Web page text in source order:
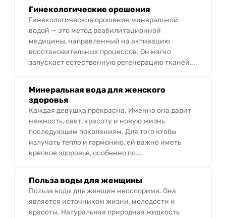
Гинекологические орошения
Гинекологическое орошение минеральной
водой — это метод реабилитационной
медицины, направленный на активацию
восстановительных процессов. Он мягко
запускает естественную регенерацию тканей,...
Минеральная вода для женского
здоровья
Каждая девушка прекрасна. Именно она дарит
нежность, свет, красоту и новую жизнь
последующим поколениям. Для того чтобы
излучать тепло и гармонию, ей важно иметь
крепкое здоровье, особенно по...
Польза воды для женщины
Польза воды для женщин неоспорима. Она
является источником жизни, молодости и
красоты. Натуральная природная жидкость